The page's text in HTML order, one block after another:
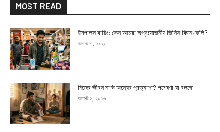
MOST READ
ইমপালস বায়িং: কেন আমরা অপ্রয়োজনীয় জিনিস কিনে ফেলি?
আগস্ট ৭, ২০২৬
নিজের জীবন নাকি অন্যের প্রত্যাশা? গবেষণা যা বলছে
আগস্ট ৬, ২০২৬